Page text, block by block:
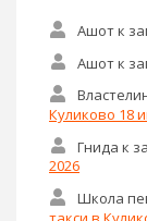
Ашотк
Ашотк
Куликово 18
Гнида к
2026
Школа